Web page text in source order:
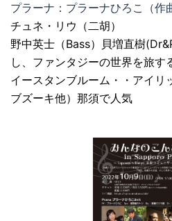
プラーナ：プラーナひろこ（
チュネ・リウ（二胡）
野中英士（Bass）貝増直樹
し、ファンタジーの世界を旅す
イースタンブルーム・・アイリ
ブズーキ他）那須で人気